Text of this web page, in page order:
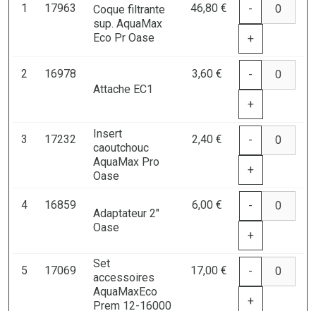
1 17963
Coque filtrante
sup. AquaMax
Eco Pr Oase
46,80 € -
+
2
16978
Attache EC1
3,60 € -
+
3 17232
Insert
caoutchouc
AquaMax Pro
Oase
2,40 € -
+
4 16859
Adaptateur 2"
Oase
6,00 € -
+
5 17069
Set
accessoires
AquaMaxEco
Prem 12-16000
17,00 € -
+